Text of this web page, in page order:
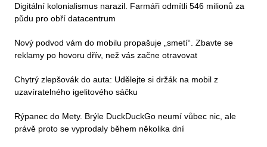
Digitální kolonialismus narazil. Farmáři odmítli 546 milionů za
půdu pro obří datacentrum
Nový podvod vám do mobilu propašuje „smetí“. Zbavte se
reklamy po hovoru dřív, než vás začne otravovat
Chytrý zlepšovák do auta: Udělejte si držák na mobil z
uzavíratelného igelitového sáčku
Rýpanec do Mety. Brýle DuckDuckGo neumí vůbec nic, ale
právě proto se vyprodaly během několika dní